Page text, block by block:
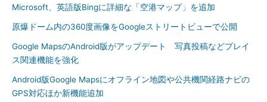
Microsoft、英語版Bingに詳細な「空港マップ」を追加
原爆ドーム内の360度画像をGoogleストリートビューで公開
Google MapsのAndroid版がアップデート 写真投稿などプレイ
ス関連機能を強化
Android版Google Mapsにオフライン地図や公共機関経路ナビの
GPS対応ほか新機能追加